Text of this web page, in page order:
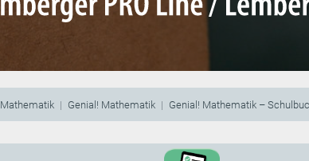
Mathematik Genial! Mathematik Genial! Mathematik –